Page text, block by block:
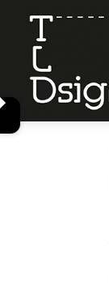
content